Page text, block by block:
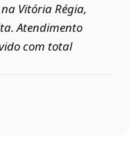
Vitória Régia,
Atendimento
com total